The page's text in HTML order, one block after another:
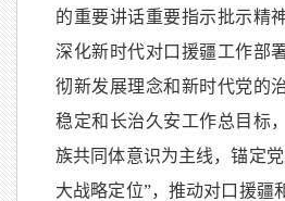
的重要讲话重要指示批示精
深化新时代对口援疆工作部
彻新发展理念和新时代党的
稳定和长治久安工作总目标
族共同体意识为主线，锚定
大战略定位”，推动对口援疆